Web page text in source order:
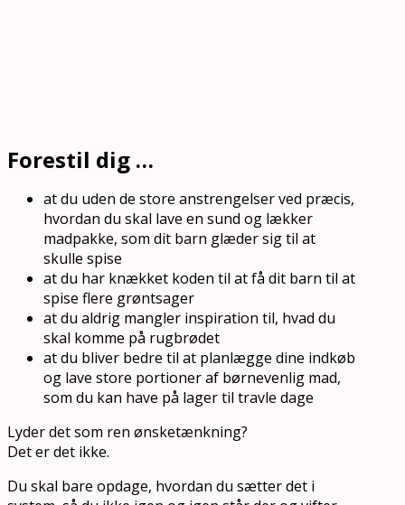
Forestil dig …
at du uden de store anstrengelser ved præcis,
hvordan du skal lave en sund og lækker
madpakke, som dit barn glæder sig til at
skulle spise
at du har knækket koden til at få dit barn til at
spise flere grøntsager
at du aldrig mangler inspiration til, hvad du
skal komme på rugbrødet
at du bliver bedre til at planlægge dine indkøb
og lave store portioner af børnevenlig mad,
som du kan have på lager til travle dage
Lyder det som ren ønsketænkning?
Det er det ikke.
Du skal bare opdage, hvordan du sætter det i